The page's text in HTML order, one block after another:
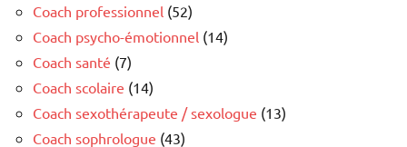
Coach professionnel (52)
Coach psycho-émotionnel (14)
Coach santé (7)
Coach scolaire (14)
Coach sexothérapeute / sexologue (13)
Coach sophrologue (43)